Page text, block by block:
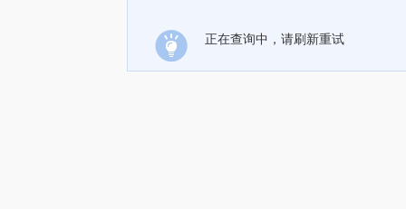
正在查询中，请刷新重试